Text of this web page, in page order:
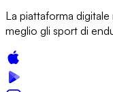
La piattaforma
meglio gli sport di